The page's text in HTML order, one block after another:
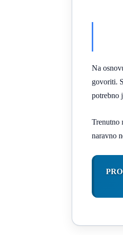
Na
govoriti.
potrebno
Trenutno
naravno